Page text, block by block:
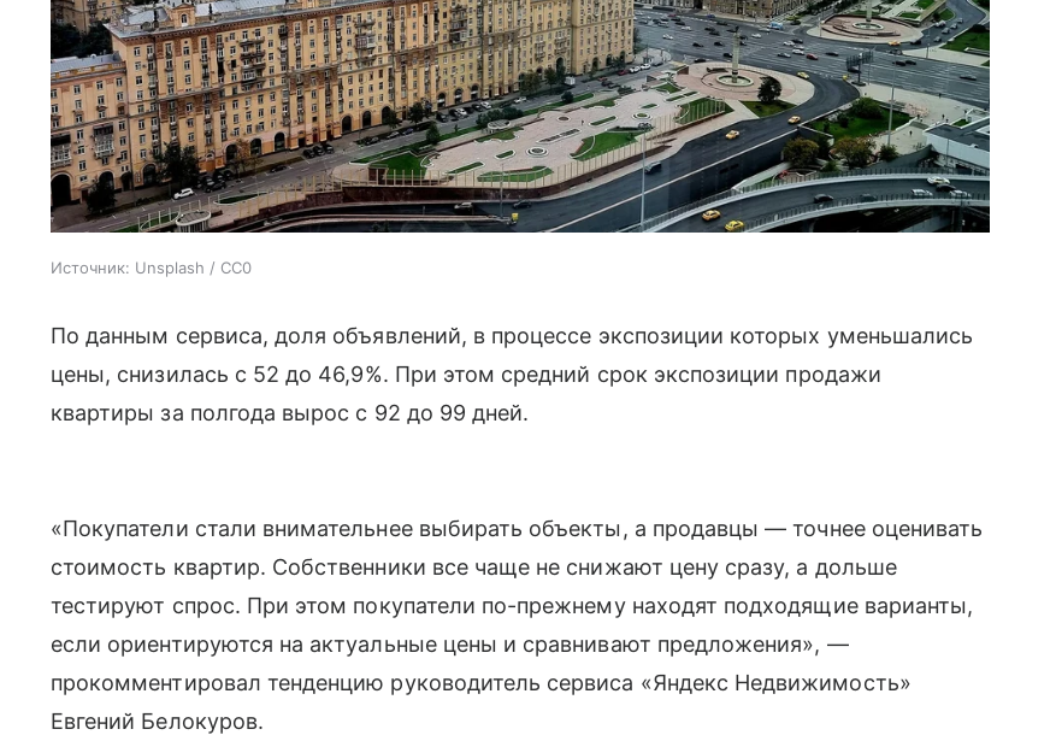
Источник: Unsplash / CC0
По данным сервиса, доля объявлений, в процессе экспозиции которых уменьшались
цены, снизилась с 52 до 46,9%. При этом средний срок экспозиции продажи
квартиры за полгода вырос с 92 до 99 дней.
«Покупатели стали внимательнее выбирать объекты, а продавцы — точнее оценивать
стоимость квартир. Собственники все чаще не снижают цену сразу, а дольше
тестируют спрос. При этом покупатели по-прежнему находят подходящие варианты,
если ориентируются на актуальные цены и сравнивают предложения», —
прокомментировал тенденцию руководитель сервиса «Яндекс Недвижимость»
Евгений Белокуров.